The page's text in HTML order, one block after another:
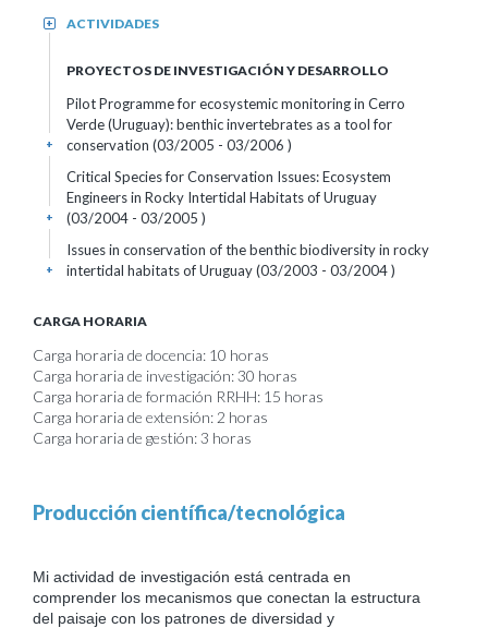
ACTIVIDADES
+
PROYECTOS DE INVESTIGACIÓN Y DESARROLLO
Pilot Programme for ecosystemic monitoring in Cerro
Verde (Uruguay): benthic invertebrates as a tool for
conservation (03/2005 - 03/2006 )
+
Critical Species for Conservation Issues: Ecosystem
Engineers in Rocky Intertidal Habitats of Uruguay
(03/2004 - 03/2005 )
+
Issues in conservation of the benthic biodiversity in rocky
intertidal habitats of Uruguay (03/2003 - 03/2004 )
+
CARGA HORARIA
Carga horaria de docencia: 10 horas
Carga horaria de investigación: 30 horas
Carga horaria de formación RRHH: 15 horas
Carga horaria de extensión: 2 horas
Carga horaria de gestión: 3 horas
Producción científica/tecnológica
Mi actividad de investigación está centrada en
comprender los mecanismos que conectan la estructura
del paisaje con los patrones de diversidad y